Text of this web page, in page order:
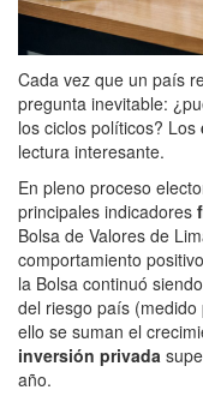
Cada vez que un país
pregunta inevitable:
los ciclos políticos? Los
lectura interesante.
En pleno proceso
principales indicadores
Bolsa de Valores de
comportamiento
la Bolsa continuó
del riesgo país
ello se suman el
inversión privada
año.